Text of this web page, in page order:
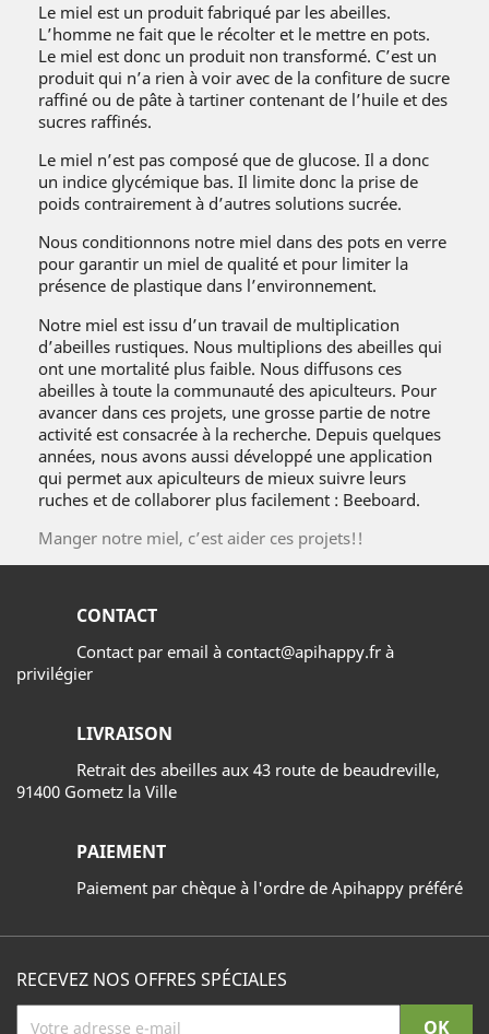
Le miel est un produit fabriqué par les abeilles.
L’homme ne fait que le récolter et le mettre en pots.
Le miel est donc un produit non transformé. C’est un
produit qui n’a rien à voir avec de la confiture de sucre
raffiné ou de pâte à tartiner contenant de l’huile et des
sucres raffinés.
Le miel n’est pas composé que de glucose. Il a donc
un indice glycémique bas. Il limite donc la prise de
poids contrairement à d’autres solutions sucrée.
Nous conditionnons notre miel dans des pots en verre
pour garantir un miel de qualité et pour limiter la
présence de plastique dans l’environnement.
Notre miel est issu d’un travail de multiplication
d’abeilles rustiques. Nous multiplions des abeilles qui
ont une mortalité plus faible. Nous diffusons ces
abeilles à toute la communauté des apiculteurs. Pour
avancer dans ces projets, une grosse partie de notre
activité est consacrée à la recherche. Depuis quelques
années, nous avons aussi développé une application
qui permet aux apiculteurs de mieux suivre leurs
ruches et de collaborer plus facilement : Beeboard.
Manger notre miel, c’est aider ces projets!!
CONTACT
Contact par email à contact@apihappy.fr à
privilégier
LIVRAISON
Retrait des abeilles aux 43 route de beaudreville,
91400 Gometz la Ville
PAIEMENT
Paiement par chèque à l'ordre de Apihappy préféré
RECEVEZ NOS OFFRES SPÉCIALES